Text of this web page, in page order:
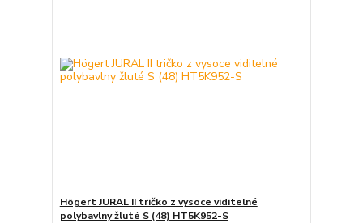
Högert JURAL II tričko z vysoce viditelné
polybavlny žluté S (48) HT5K952-S